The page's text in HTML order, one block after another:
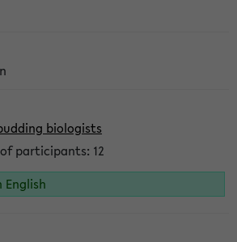
biologists
participants: 12